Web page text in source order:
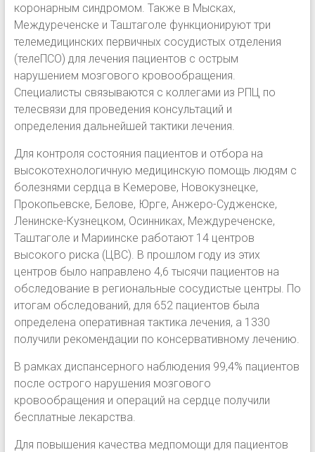
коронарным синдромом. Также в Мысках,
Междуреченске и Таштаголе функционируют три
телемедицинских первичных сосудистых отделения
(телеПСО) для лечения пациентов с острым
нарушением мозгового кровообращения.
Специалисты связываются с коллегами из РПЦ по
телесвязи для проведения консультаций и
определения дальнейшей тактики лечения.
Для контроля состояния пациентов и отбора на
высокотехнологичную медицинскую помощь людям с
болезнями сердца в Кемерове, Новокузнецке,
Прокопьевске, Белове, Юрге, Анжеро-Судженске,
Ленинске-Кузнецком, Осинниках, Междуреченске,
Таштаголе и Мариинске работают 14 центров
высокого риска (ЦВС). В прошлом году из этих
центров было направлено 4,6 тысячи пациентов на
обследование в региональные сосудистые центры. По
итогам обследований, для 652 пациентов была
определена оперативная тактика лечения, а 1330
получили рекомендации по консервативному лечению.
В рамках диспансерного наблюдения 99,4% пациентов
после острого нарушения мозгового
кровообращения и операций на сердце получили
бесплатные лекарства.
Для повышения качества медпомощи для пациентов